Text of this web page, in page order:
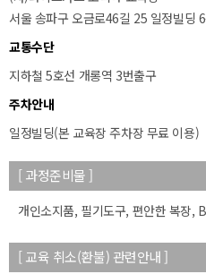
서울 송파구 오금로46길 25 일정빌딩
교통수단
지하철 5호선 개롱역 3번출구
주차안내
일정빌딩(본 교육장 주차장 무료 이용)
[ 과정준비물 ]
개인소지품, 필기도구, 편안한 복
[ 교육 취소(환불) 관련안내 ]